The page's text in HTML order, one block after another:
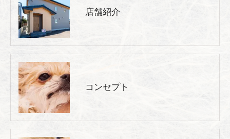
店舗紹介
コンセプト